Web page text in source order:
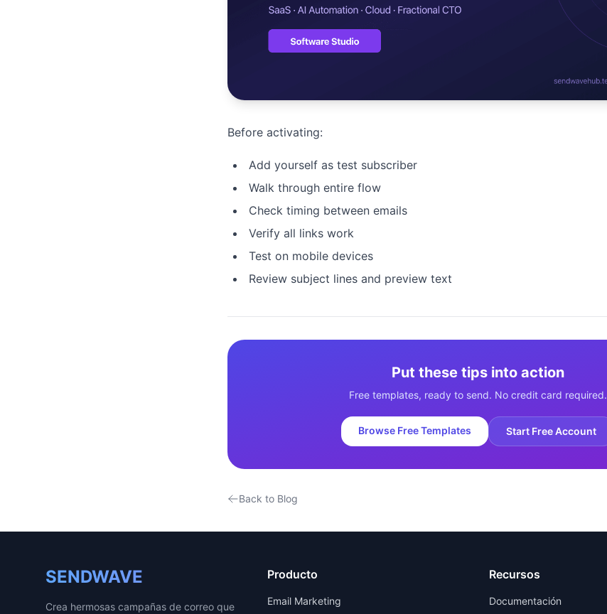
Chatbot + Lead อัตโนมัติ
Before activating:
Add yourself as test subscriber
Walk through entire flow
Check timing between emails
Verify all links work
Test on mobile devices
Review subject lines and preview text
Put these tips into action
Free templates, ready to send. No credit card required.
Browse Free Templates Start Free Account
Back to Blog
SENDWAVE
Crea hermosas campañas de correo que
Producto
Email Marketing
Recursos
Documentación